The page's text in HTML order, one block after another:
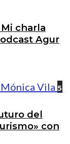
charla
Agur
5
del
con